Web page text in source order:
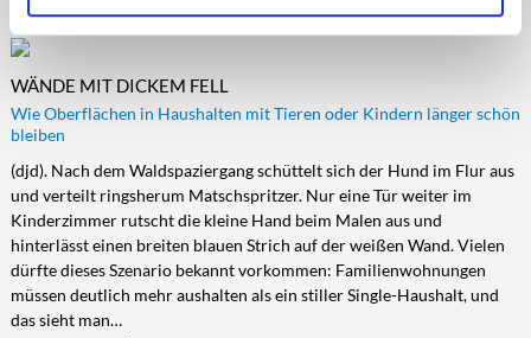
WÄNDE MIT DICKEM FELL
Wie Oberflächen in Haushalten mit Tieren oder Kindern länger schön
bleiben
(djd). Nach dem Waldspaziergang schüttelt sich der Hund im Flur aus
und verteilt ringsherum Matschspritzer. Nur eine Tür weiter im
Kinderzimmer rutscht die kleine Hand beim Malen aus und
hinterlässt einen breiten blauen Strich auf der weißen Wand. Vielen
dürfte dieses Szenario bekannt vorkommen: Familienwohnungen
müssen deutlich mehr aushalten als ein stiller Single-Haushalt, und
das sieht man…